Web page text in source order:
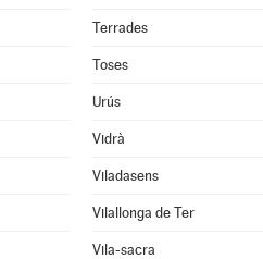
Terrades
Toses
Urús
Vidrà
Viladasens
Vilallonga de Ter
Vila-sacra